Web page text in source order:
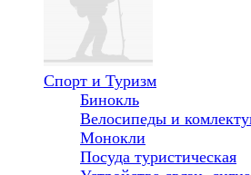
Спорт и Туризм
Бинокль
Велосипеды и
Монокли
Посуда туристическая